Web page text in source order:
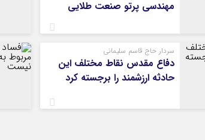
مهندسی پرتو صنعت طلایی
سردار حاج قاسم سلیمانی
دفاع مقدس نقاط مختلف این
حادثه ارزشمند را برجسته کرد